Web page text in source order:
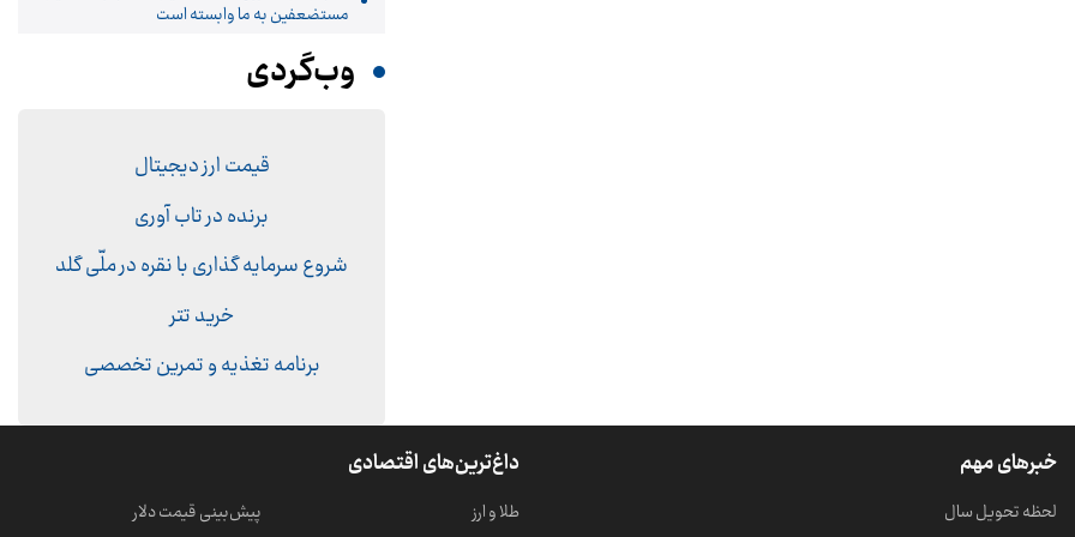
مستضعفین به ما وابسته است
وب‌گردی
قیمت ارز دیجیتال
برنده در تاب آوری
شروع سرمایه گذاری با نقره در ملّی گلد
خرید تتر
برنامه تغذیه و تمرین تخصصی
خبرهای مهم
لحظه تحویل سال
داغ‌ترین‌های اقتصادی
طلا و ارز پیش‌بینی قیمت دلار